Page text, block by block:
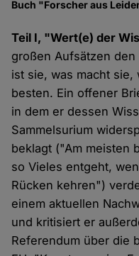
Buch "Forscher aus
Teil I, "Wert(e) der
großen Aufsätzen
ist sie, was macht sie,
besten. Ein offener
in dem er dessen
Sammelsurium
beklagt ("Am meisten
so Vieles entgeht,
Rücken kehren")
einem aktuellen
und kritisiert er
Referendum über die